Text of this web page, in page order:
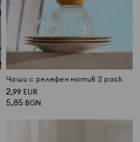
Чаши с релефен мотив 2 pack
2,99 EUR
5,85 BGN